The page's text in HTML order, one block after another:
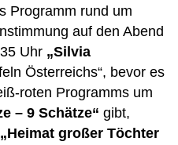
Programm rund um
auf den Abend
Uhr „Silvia
Österreichs“, bevor es
roten Programms um
– 9 Schätze“ gibt,
„Heimat großer Töchter